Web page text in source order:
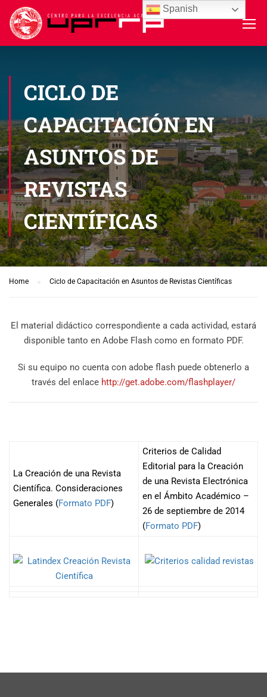
CICLO DE
CAPACITACIÓN EN
ASUNTOS DE
REVISTAS
CIENTÍFICAS
Home Ciclo de Capacitación en Asuntos de Revistas Científicas
El material didáctico correspondiente a cada actividad, estará
disponible tanto en Adobe Flash como en formato PDF.
Si su equipo no cuenta con adobe flash puede obtenerlo a
través del enlace http://get.adobe.com/flashplayer/
La Creación de una Revista
Científica. Consideraciones
Generales (Formato PDF)
Criterios de Calidad
Editorial para la Creación
de una Revista Electrónica
en el Ámbito Académico –
26 de septiembre de 2014
(Formato PDF)
Spanish